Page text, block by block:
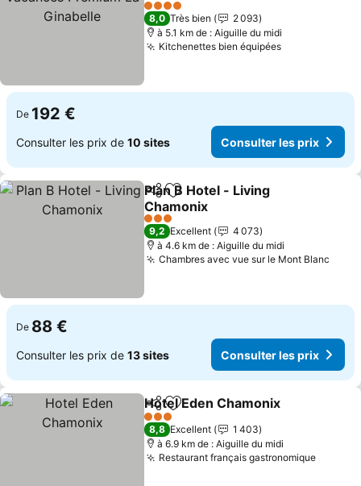
Ginabelle
4 Étoiles
8,0 Très bien
2 093
à 5.1 km de : Aiguille du midi
Kitchenettes bien équipées
De 192 €
Consulter les prix de 10 sites Consulter les prix
PartagerAjouter à mes favoris
Plan B Hotel - Living
Chamonix
3 Étoiles
9,2 Excellent
4 073
à 4.6 km de : Aiguille du midi
Chambres avec vue sur le Mont Blanc
De 88 €
Consulter les prix de 13 sites Consulter les prix
PartagerAjouter à mes favoris
Hotel Eden Chamonix
3 Étoiles
8,8 Excellent
1 403
à 6.9 km de : Aiguille du midi
Restaurant français gastronomique